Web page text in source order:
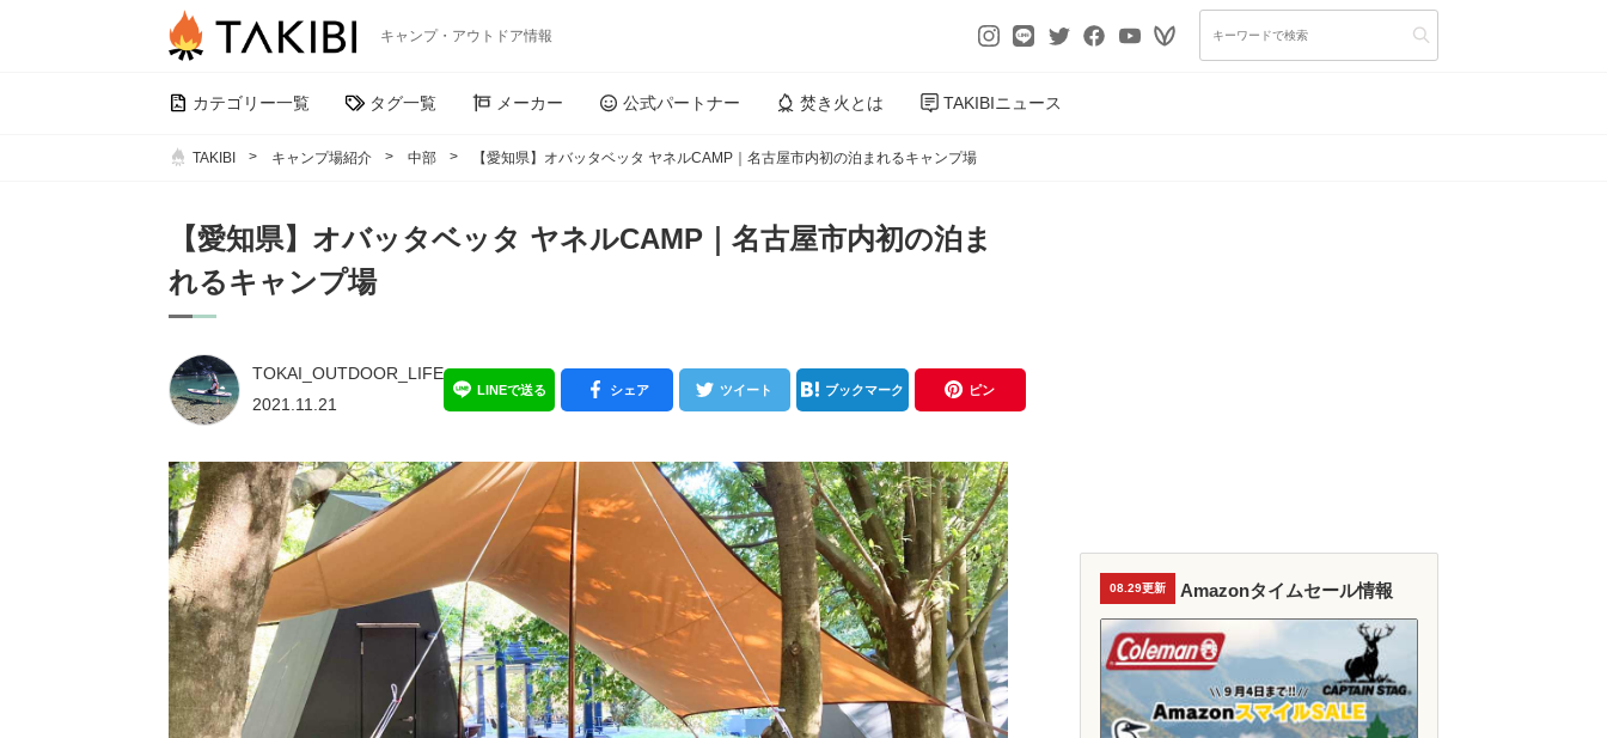
キャンプ・アウトドア情報
カテゴリー一覧 タグ一覧 メーカー 公式パートナー 焚き火とは TAKIBIニュース
TAKIBI キャンプ場紹介 中部 【愛知県】オバッタベッタ ヤネルCAMP｜名古屋市内初の泊まれるキャンプ場
【愛知県】オバッタベッタ ヤネルCAMP｜名古屋市内初の泊ま
れるキャンプ場
TOKAI_OUTDOOR_LIFE
2021.11.21
LINEで送る シェア ツイート ブックマーク ピン
08.29更新 Amazonタイムセール情報